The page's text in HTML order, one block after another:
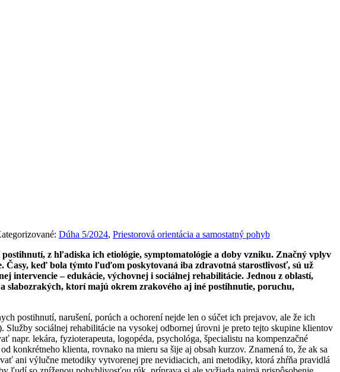
Dúha 5/2024, Priestorová orientácia a samostatný pohyb
z hľadiska ich etiológie, symptomatológie a doby vzniku. Značný vplyv
Časy, keď bola týmto ľuďom poskytovaná iba zdravotná starostlivosť, sú už
intervencie – edukácie, výchovnej i sociálnej rehabilitácie. Jednou z oblastí,
slabozrakých, ktorí majú okrem zrakového aj iné postihnutie, poruchu,
postihnutí, narušení, porúch a ochorení nejde len o súčet ich prejavov, ale že ich
sociálnej rehabilitácie na vysokej odbornej úrovni je preto tejto skupine klientov
lekára, fyzioterapeuta, logopéda, psychológa, špecialistu na kompenzačné
klienta, rovnako na mieru sa šije aj obsah kurzov. Znamená to, že ak sa
ani výlučne metodiky vytvorenej pre nevidiacich, ani metodiky, ktorá zhŕňa pravidlá